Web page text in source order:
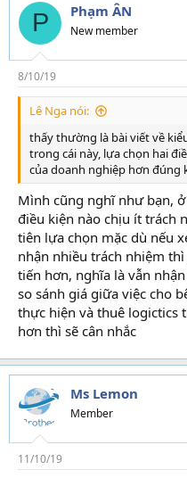
P Phạm ÂN
New member
8/10/19
Lê Nga nói:
thấy thường là bài viết về
trong cái này, lựa chọn hai
của doanh nghiệp hơn đúng
Mình cũng nghĩ như bạn,
điều kiện nào chịu ít trách
tiên lựa chọn mặc dù nếu
nhận nhiều trách nhiệm
tiến hơn, nghĩa là vẫn
so sánh giá giữa việc cho
thực hiện và thuê logictics
hơn thì sẽ cân nhắc
Ms Lemon
Member
11/10/19